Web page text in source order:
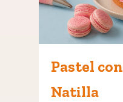
Pastel
Natilla